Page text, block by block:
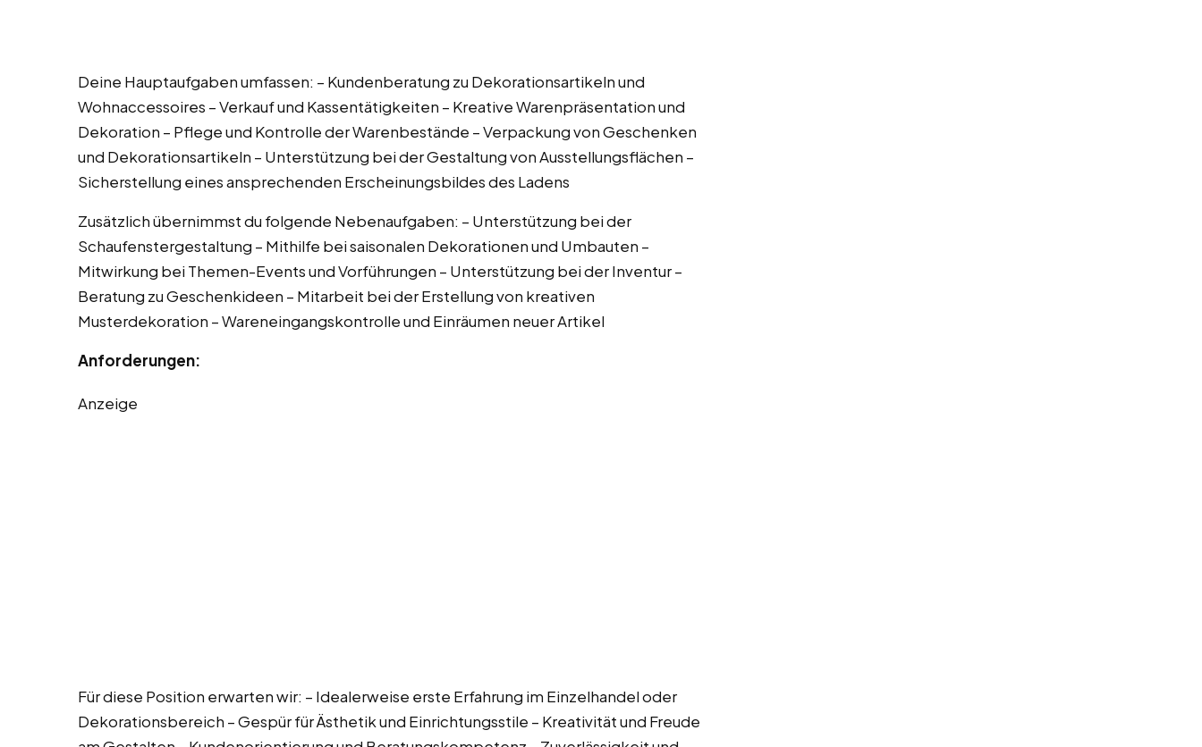
Deine Hauptaufgaben umfassen: – Kundenberatung zu Dekorationsartikeln und
Wohnaccessoires – Verkauf und Kassentätigkeiten – Kreative Warenpräsentation und
Dekoration – Pflege und Kontrolle der Warenbestände – Verpackung von Geschenken
und Dekorationsartikeln – Unterstützung bei der Gestaltung von Ausstellungsflächen –
Sicherstellung eines ansprechenden Erscheinungsbildes des Ladens
Zusätzlich übernimmst du folgende Nebenaufgaben: – Unterstützung bei der
Schaufenstergestaltung – Mithilfe bei saisonalen Dekorationen und Umbauten –
Mitwirkung bei Themen-Events und Vorführungen – Unterstützung bei der Inventur –
Beratung zu Geschenkideen – Mitarbeit bei der Erstellung von kreativen
Musterdekoration – Wareneingangskontrolle und Einräumen neuer Artikel
Anforderungen:
Anzeige
Für diese Position erwarten wir: – Idealerweise erste Erfahrung im Einzelhandel oder
Dekorationsbereich – Gespür für Ästhetik und Einrichtungsstile – Kreativität und Freude